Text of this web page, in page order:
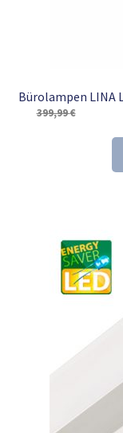
Bürolampen LINA
399,99€